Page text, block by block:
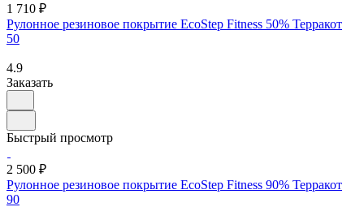
1 710 ₽
Рулонное резиновое покрытие EcoStep Fitness 50% Терракот
50
4.9
Заказать
Быстрый просмотр
2 500 ₽
Рулонное резиновое покрытие EcoStep Fitness 90% Терракот
90